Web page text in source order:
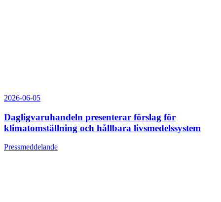
2026-06-05
Dagligvaruhandeln presenterar förslag för
klimatomställning och hållbara livsmedelssystem
Pressmeddelande